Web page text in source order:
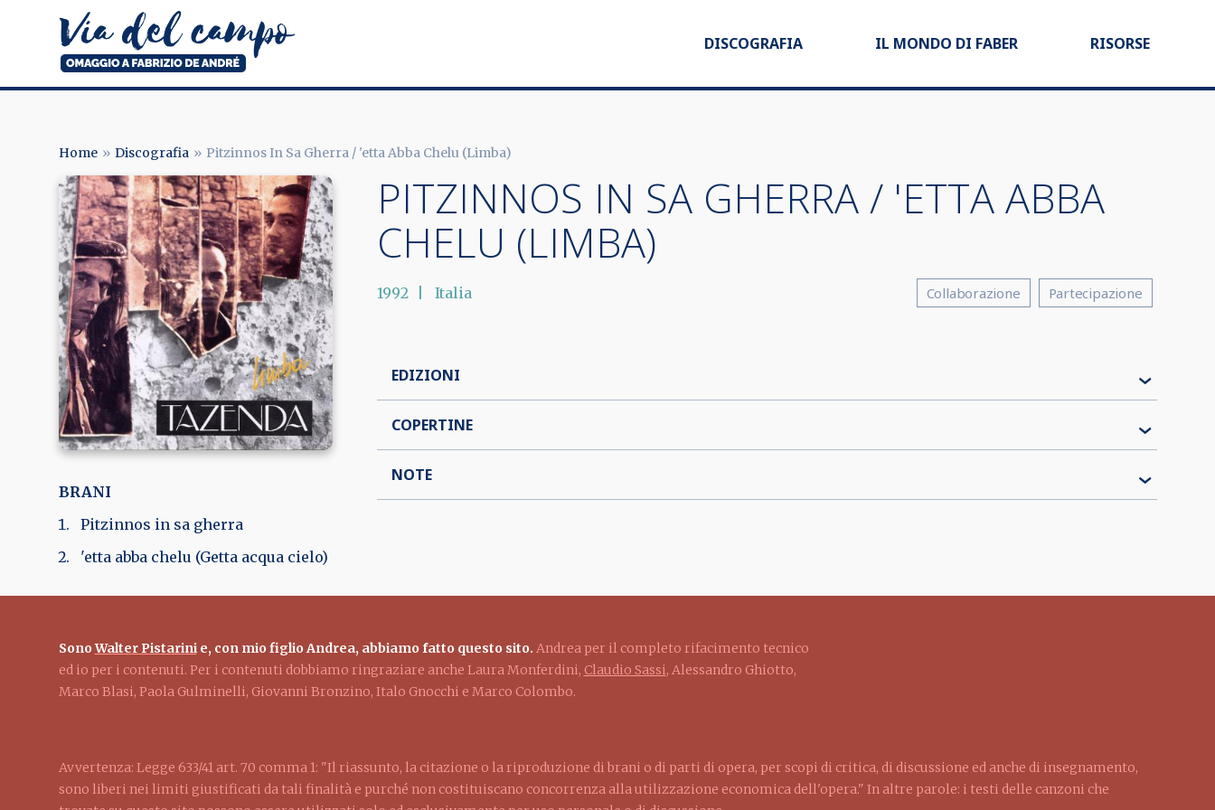
contenuto
principale
Via
campo
DISCOGRAFIA IL MONDO DI FABER RISORSE
BRICIOLE
DI
PANE
Home Discografia Pitzinnos In Sa Gherra / 'etta Abba Chelu (Limba)
Image
BRANI
Pitzinnos in sa gherra
'etta abba chelu (Getta acqua cielo)
PITZINNOS IN SA GHERRA / 'ETTA ABBA
CHELU (LIMBA)
1992 Italia Collaborazione Partecipazione
EDIZIONI
COPERTINE
NOTE
SonoWalter Pistarinie, con mio figlio Andrea, abbiamo fatto questo sito. Andrea per il completo rifacimento tecnico
ed io per i contenuti. Per i contenuti dobbiamo ringraziare anche Laura Monferdini, Claudio Sassi, Alessandro Ghiotto,
Marco Blasi, Paola Gulminelli, Giovanni Bronzino, Italo Gnocchi e Marco Colombo.
Avvertenza: Legge 633/41 art. 70 comma 1: "Il riassunto, la citazione o la riproduzione di brani o di parti di opera, per scopi di critica, di discussione ed anche di insegnamento,
sono liberi nei limiti giustificati da tali finalità e purché non costituiscano concorrenza alla utilizzazione economica dell'opera." In altre parole: i testi delle canzoni che